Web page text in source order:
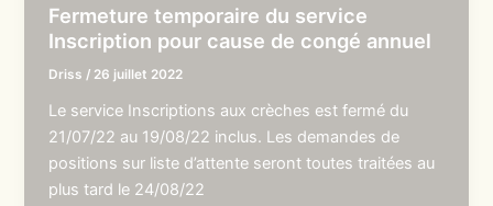
Fermeture temporaire du service
Inscription pour cause de congé annuel
Driss / 26 juillet 2022
Le service Inscriptions aux crèches est fermé du
21/07/22 au 19/08/22 inclus. Les demandes de
positions sur liste d’attente seront toutes traitées au
plus tard le 24/08/22